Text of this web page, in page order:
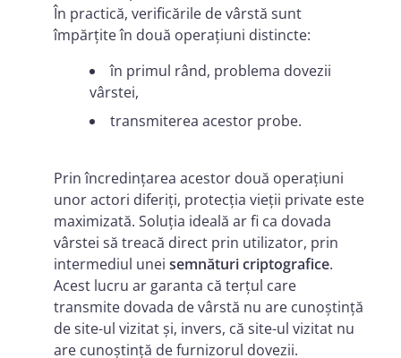
În practică, verificările de vârstă sunt
împărțite în două operațiuni distincte:
în primul rând, problema dovezii
vârstei,
transmiterea acestor probe.
Prin încredințarea acestor două operațiuni
unor actori diferiți, protecția vieții private este
maximizată. Soluția ideală ar fi ca dovada
vârstei să treacă direct prin utilizator, prin
intermediul unei semnături criptografice.
Acest lucru ar garanta că terțul care
transmite dovada de vârstă nu are cunoștință
de site-ul vizitat și, invers, că site-ul vizitat nu
are cunoștință de furnizorul dovezii.